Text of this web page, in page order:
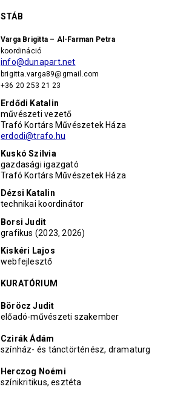
STÁB
Varga Brigitta – Al-Farman Petra
koordináció
info@dunapart.net
brigitta.varga89@gmail.com
+36 20 253 21 23
Erdődi Katalin
művészeti vezető
Trafó Kortárs Művészetek Háza
erdodi@trafo.hu
Kuskó Szilvia
gazdasági igazgató
Trafó Kortárs Művészetek Háza
Dézsi Katalin
technikai koordinátor
Borsi Judit
grafikus (2023, 2026)
Kiskéri Lajos
webfejlesztő
KURATÓRIUM
Böröcz Judit
előadó-művészeti szakember
Czirák Ádám
színház- és tánctörténész, dramaturg
Herczog Noémi
színikritikus, esztéta